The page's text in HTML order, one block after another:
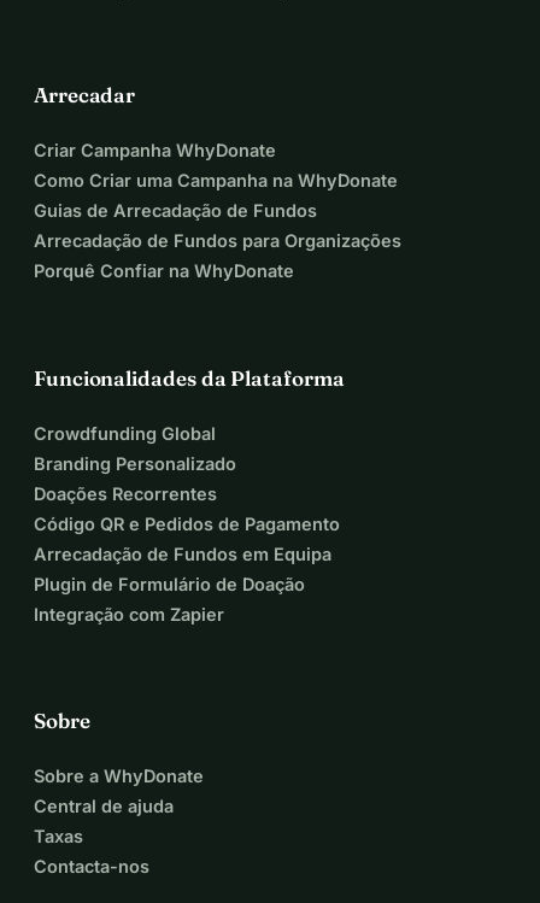
Arrecadar
Criar Campanha WhyDonate
Como Criar uma Campanha na WhyDonate
Guias de Arrecadação de Fundos
Arrecadação de Fundos para Organizações
Porquê Confiar na WhyDonate
Funcionalidades da Plataforma
Crowdfunding Global
Branding Personalizado
Doações Recorrentes
Código QR e Pedidos de Pagamento
Arrecadação de Fundos em Equipa
Plugin de Formulário de Doação
Integração com Zapier
Sobre
Sobre a WhyDonate
Central de ajuda
Taxas
Contacta-nos